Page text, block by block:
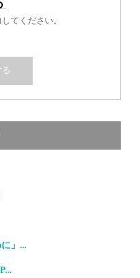
てください。
」...